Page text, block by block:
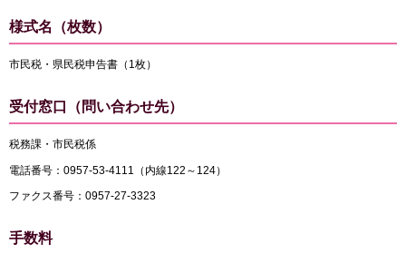
様式名（枚数）
市民税・県民税申告書（1枚）
受付窓口（問い合わせ先）
税務課・市民税係
電話番号：0957-53-4111（内線122～124）
ファクス番号：0957-27-3323
手数料